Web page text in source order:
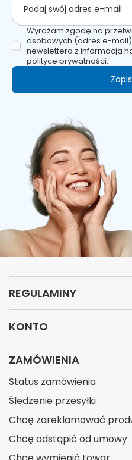
Podaj swój adres e-mail
Wyrażam zgodę na
osobowych (adres e-mail)
newslettera z informacją
polityce prywatności.
REGULAMINY
KONTO
ZAMÓWIENIA
Status zamówienia
Śledzenie przesyłki
Chcę zareklamować
Chcę odstąpić od umowy